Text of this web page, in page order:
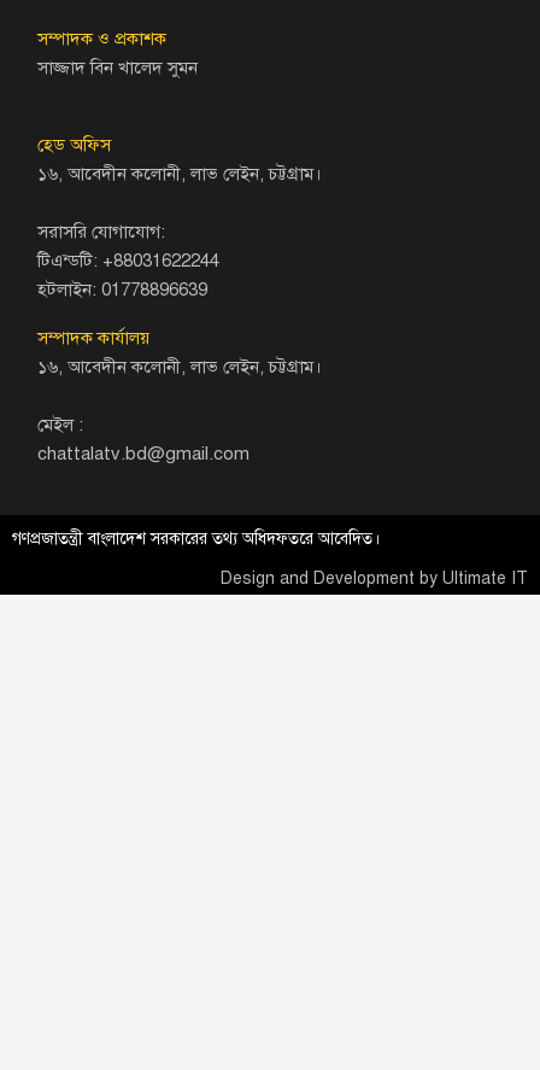
সম্পাদক ও প্রকাশক
সাজ্জাদ বিন খালেদ সুমন
হেড অফিস
১৬, আবেদীন কলোনী, লাভ লেইন, চট্টগ্রাম।
সরাসরি যোগাযোগ:
টিএন্ডটি: +88031622244
হটলাইন: 01778896639
সম্পাদক কার্যালয়
১৬, আবেদীন কলোনী, লাভ লেইন, চট্টগ্রাম।
মেইল :
chattalatv.bd@gmail.com
গণপ্রজাতন্ত্রী বাংলাদেশ সরকারের তথ্য অধিদফতরে আবেদিত।
Design and Development by Ultimate IT